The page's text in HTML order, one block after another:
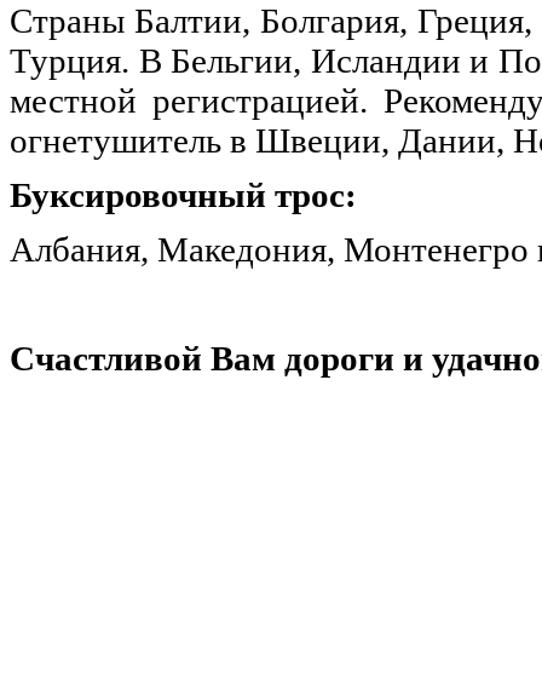
Страны Балтии, Болгария,
Турция. В Бельгии, Исландии и
местной регистрацией.
огнетушитель в Швеции, Дании,
Буксировочный трос:
Албания, Македония, Монтенегро
Счастливой Вам дороги и